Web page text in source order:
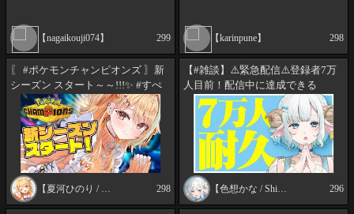
【nagaikouji074】 299 【karinpune】 298
〖 #ポケモンチャンピオンズ 〗新
シーズン スタート～～!!!✨ #すぺ
しゃりて #夏河ひのり #ポケモン
【夏河ひのり / Hinori Natsukawa】 298
【#雑談】⚠️緊急配信⚠️登録者7万
人目前！配信中に達成できる
か！？みんなと一緒に7万人迎えた
い😭🩵【#色想かな / #新人
VTuber】
【色想かな / Shikisou Kana】 296